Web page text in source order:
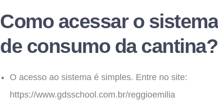
Como acessar o sistema
de consumo da cantina?
O acesso ao sistema é simples. Entre no site:
https://www.gdsschool.com.br/reggioemilia